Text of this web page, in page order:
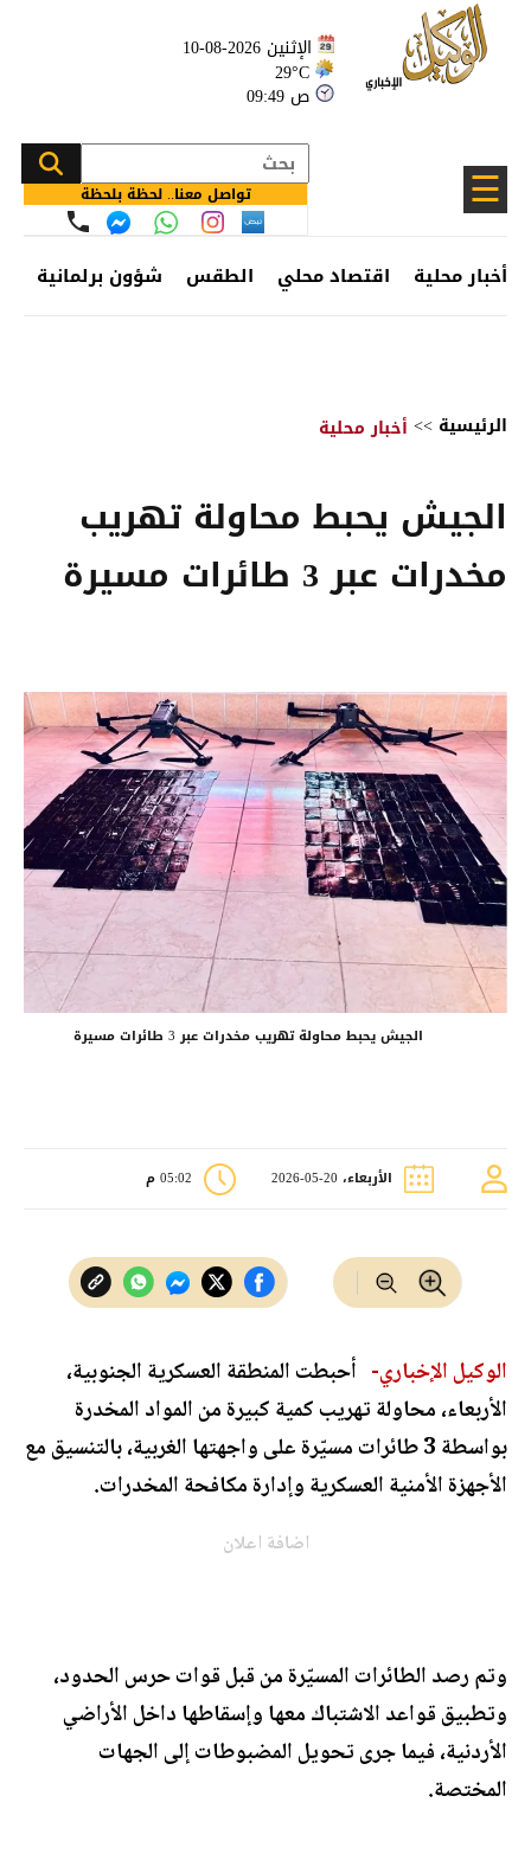
الإثنين 2026-08-10
29°C
09:49 ص
☰ تواصل معنا.. لحظة بلحظة
أخبار محلية اقتصاد محلي الطقس شؤون برلمانية
الرئيسية >> أخبار محلية
الجيش يحبط محاولة تهريب
مخدرات عبر 3 طائرات مسيرة
الجيش يحبط محاولة تهريب مخدرات عبر 3 طائرات مسيرة
الأربعاء، 20-05-2026 05:02 م
الوكيل الإخباري- أحبطت المنطقة العسكرية الجنوبية،
الأربعاء، محاولة تهريب كمية كبيرة من المواد المخدرة
بواسطة 3 طائرات مسيّرة على واجهتها الغربية، بالتنسيق مع
الأجهزة الأمنية العسكرية وإدارة مكافحة المخدرات.
اضافة اعلان
وتم رصد الطائرات المسيّرة من قبل قوات حرس الحدود،
وتطبيق قواعد الاشتباك معها وإسقاطها داخل الأراضي
الأردنية، فيما جرى تحويل المضبوطات إلى الجهات
المختصة.